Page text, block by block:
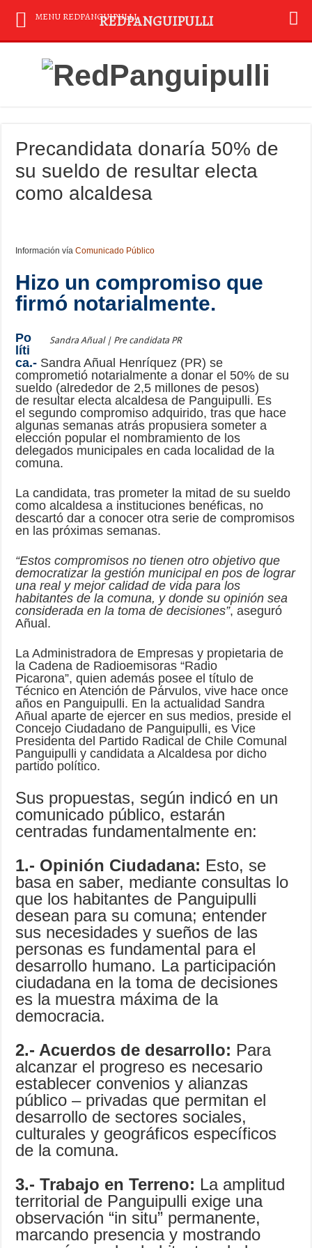
Precandidata donaría 50% de
su sueldo de resultar electa
como alcaldesa
Información víaComunicado Público
Hizo un compromiso que
firmó notarialmente.
Sandra Añual | Pre candidata PR
Po
líti
ca.- Sandra Añual Henríquez (PR) se
comprometió notarialmente a donar el 50% de su
sueldo (alrededor de 2,5 millones de pesos)
de resultar electa alcaldesa de Panguipulli. Es
el segundo compromiso adquirido, tras que hace
algunas semanas atrás propusiera someter a
elección popular el nombramiento de los
delegados municipales en cada localidad de la
comuna.
La candidata, tras prometer la mitad de su sueldo
como alcaldesa a instituciones benéficas, no
descartó dar a conocer otra serie de compromisos
en las próximas semanas.
“Estos compromisos no tienen otro objetivo que
democratizar la gestión municipal en pos de lograr
una real y mejor calidad de vida para los
habitantes de la comuna, y donde su opinión sea
considerada en la toma de decisiones”, aseguró
Añual.
La Administradora de Empresas y propietaria de
la Cadena de Radioemisoras “Radio
Picarona”, quien además posee el título de
Técnico en Atención de Párvulos, vive hace once
años en Panguipulli. En la actualidad Sandra
Añual aparte de ejercer en sus medios, preside el
Concejo Ciudadano de Panguipulli, es Vice
Presidenta del Partido Radical de Chile Comunal
Panguipulli y candidata a Alcaldesa por dicho
partido político.
Sus propuestas, según indicó en un
comunicado público, estarán
centradas fundamentalmente en:
1.- Opinión Ciudadana: Esto, se
basa en saber, mediante consultas lo
que los habitantes de Panguipulli
desean para su comuna; entender
sus necesidades y sueños de las
personas es fundamental para el
desarrollo humano. La participación
ciudadana en la toma de decisiones
es la muestra máxima de la
democracia.
2.- Acuerdos de desarrollo: Para
alcanzar el progreso es necesario
establecer convenios y alianzas
público – privadas que permitan el
desarrollo de sectores sociales,
culturales y geográficos específicos
de la comuna.
3.- Trabajo en Terreno: La amplitud
territorial de Panguipulli exige una
observación “in situ” permanente,
marcando presencia y mostrando
MENU REDPANGUIPULLIREDPANGUIPULLI